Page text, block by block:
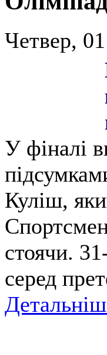
Четвер,
У фіналі
Куліш,
стоячи.
серед